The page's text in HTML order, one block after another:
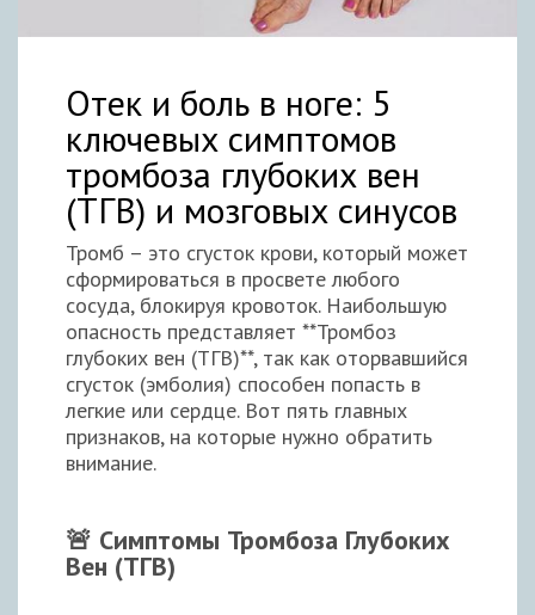
Отек и боль в ноге: 5
ключевых симптомов
тромбоза глубоких вен
(ТГВ) и мозговых синусов
Тромб – это сгусток крови, который может
сформироваться в просвете любого
сосуда, блокируя кровоток. Наибольшую
опасность представляет **Тромбоз
глубоких вен (ТГВ)**, так как оторвавшийся
сгусток (эмболия) способен попасть в
легкие или сердце. Вот пять главных
признаков, на которые нужно обратить
внимание.
🚨 Симптомы Тромбоза Глубоких
Вен (ТГВ)